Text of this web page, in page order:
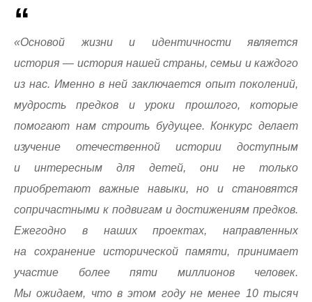
«Основой жизни и идентичности является
история — история нашей страны, семьи и каждого
из нас. Именно в ней заключается опыт поколений,
мудрость предков и уроки прошлого, которые
помогают нам строить будущее. Конкурс делает
изучение отечественной истории доступным
и интересным для детей, они не только
приобретают важные навыки, но и становятся
сопричастными к подвигам и достижениям предков.
Ежегодно в наших проектах, направленных
на сохранение исторической памяти, принимает
участие более пяти миллионов человек.
Мы ожидаем, что в этом году не менее 10 тысяч